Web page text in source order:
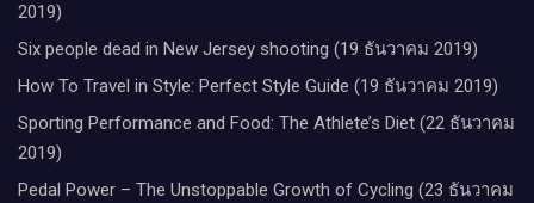
2019)
Six people dead in New Jersey shooting (19 ธันวาคม 2019)
How To Travel in Style: Perfect Style Guide (19 ธันวาคม 2019)
Sporting Performance and Food: The Athlete’s Diet (22 ธันวาคม
2019)
Pedal Power – The Unstoppable Growth of Cycling (23 ธันวาคม